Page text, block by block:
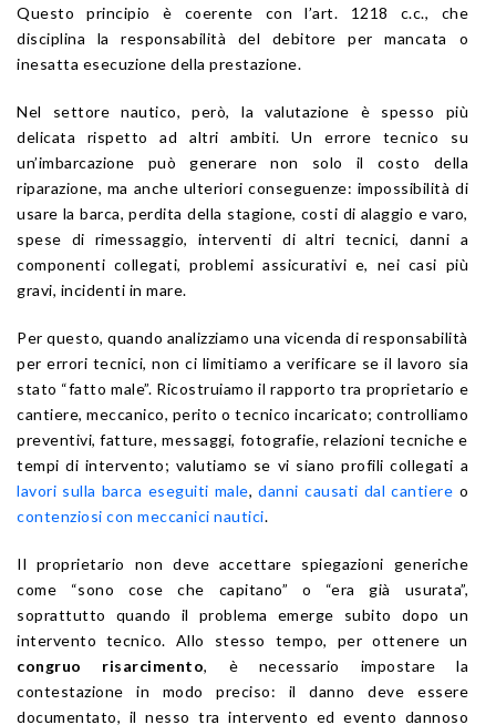
Questo principio è coerente con l’art. 1218 c.c., che
disciplina la responsabilità del debitore per mancata o
inesatta esecuzione della prestazione.
Nel settore nautico, però, la valutazione è spesso più
delicata rispetto ad altri ambiti. Un errore tecnico su
un’imbarcazione può generare non solo il costo della
riparazione, ma anche ulteriori conseguenze: impossibilità di
usare la barca, perdita della stagione, costi di alaggio e varo,
spese di rimessaggio, interventi di altri tecnici, danni a
componenti collegati, problemi assicurativi e, nei casi più
gravi, incidenti in mare.
Per questo, quando analizziamo una vicenda di responsabilità
per errori tecnici, non ci limitiamo a verificare se il lavoro sia
stato “fatto male”. Ricostruiamo il rapporto tra proprietario e
cantiere, meccanico, perito o tecnico incaricato; controlliamo
preventivi, fatture, messaggi, fotografie, relazioni tecniche e
tempi di intervento; valutiamo se vi siano profili collegati a
lavori sulla barca eseguiti male,danni causati dal cantiere o
contenziosi con meccanici nautici.
Il proprietario non deve accettare spiegazioni generiche
come “sono cose che capitano” o “era già usurata”,
soprattutto quando il problema emerge subito dopo un
intervento tecnico. Allo stesso tempo, per ottenere un
congruo risarcimento, è necessario impostare la
contestazione in modo preciso: il danno deve essere
documentato, il nesso tra intervento ed evento dannoso